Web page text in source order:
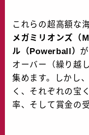
これらの超高額な
メガミリオンズ（
ル（Powerball）
オーバー（繰り越
集めます。しかし
く、それぞれの宝
率、そして賞金の